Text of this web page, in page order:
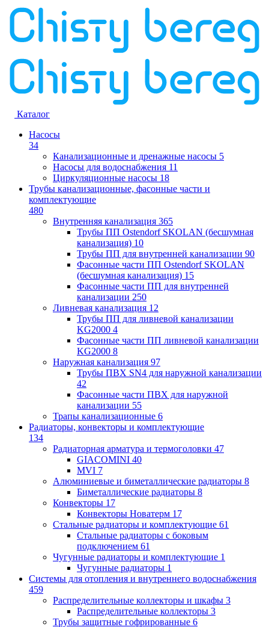
Каталог
Насосы
34
Канализационные и дренажные насосы 5
Насосы для водоснабжения 11
Циркуляционные насосы 18
Трубы канализационные, фасонные части и
комплектующие
480
Внутренняя канализация 365
Трубы ПП Ostendorf SKOLAN (бесшумная
канализация) 10
Трубы ПП для внутренней канализации 90
Фасонные части ПП Ostendorf SKOLAN
(бесшумная канализация) 15
Фасонные части ПП для внутренней
канализации 250
Ливневая канализация 12
Трубы ПП для ливневой канализации
KG2000 4
Фасонные части ПП ливневой канализации
KG2000 8
Наружная канализация 97
Трубы ПВХ SN4 для наружной канализации
42
Фасонные части ПВХ для наружной
канализации 55
Трапы канализационные 6
Радиаторы, конвекторы и комплектующие
134
Радиаторная арматура и термоголовки 47
GIACOMINI 40
MVI 7
Алюминиевые и биметаллические радиаторы 8
Биметаллические радиаторы 8
Конвекторы 17
Конвекторы Новатерм 17
Стальные радиаторы и комплектующие 61
Стальные радиаторы с боковым
подключением 61
Чугунные радиаторы и комплектующие 1
Чугунные радиаторы 1
Системы для отопления и внутреннего водоснабжения
459
Распределительные коллекторы и шкафы 3
Распределительные коллекторы 3
Трубы защитные гофрированные 6